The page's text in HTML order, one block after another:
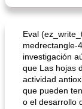
Eval
medrectangle-
investigación
que Las hojas
actividad
que pueden
o el desarrollo